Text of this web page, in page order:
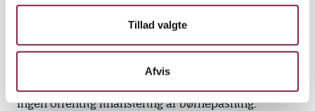
Tillad valgte
Afvis
Den nye undervisningsmiljølov forbedres og
Ingen offentlig finansiering af børnepasning.